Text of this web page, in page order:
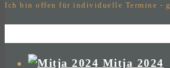
Ich bin offen für individuelle Termine -
Mitja 2024